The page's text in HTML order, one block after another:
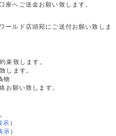
座へご送金お願い致します。
ールド店頭宛にご送付お願い致しま
束致します。
します。
物
お願い致します。
示 ）
示 ）